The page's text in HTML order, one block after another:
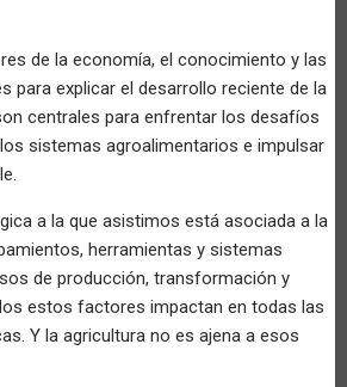
de la economía, el conocimiento y las
para explicar el desarrollo reciente de la
centrales para enfrentar los desafíos
sistemas agroalimentarios e impulsar
a la que asistimos está asociada a la
herramientas y sistemas
de producción, transformación y
estos factores impactan en todas las
Y la agricultura no es ajena a esos